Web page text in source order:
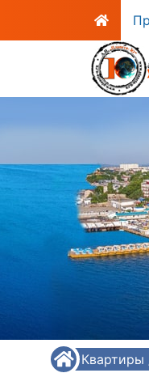
/ Квартиры